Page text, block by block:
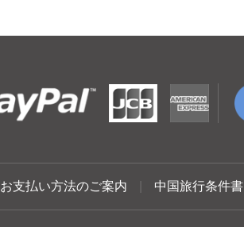
お支払い方法のご案内 中国旅行条件書